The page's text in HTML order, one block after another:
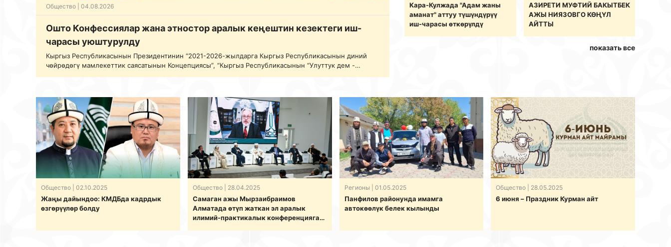
Общество | 04.08.2026
Ошто Конфессиялар жана этностор аралык кеңештин кезектеги иш-
чарасы уюштурулду
Кыргыз Республикасынын Президентинин “2021-2026-жылдарга Кыргыз Республикасынын диний
чөйрөдөгү мамлекеттик саясатынын Концепциясы”, “Кыргыз Республикасынын “Улуттук дем -
Кара-Кулжада "Адам жаны
аманат" аттуу түшүндүрүү
иш-чарасы өткөрүлдү
АЗИРЕТИ МУФТИЙ БАКЫТБЕК
АЖЫ НИЯЗОВГО КӨҢҮЛ
АЙТТЫ
показать все
Общество | 02.10.2025
Жаңы дайындоо: КМДБда кадрдык
өзгөрүүлөр болду
Общество| 28.04.2025
Самаган ажы Мырзаибраимов
Алматада өтүп жаткан эл аралык
илимий-практикалык конференцияга
Регионы | 01.05.2025
Панфилов районунда имамга
автокөөлүк белек кылынды
Общество | 28.05.2025
6 июня – Праздник Курман айт